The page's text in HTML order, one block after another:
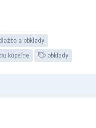
a obklady
kúpeľne obklady